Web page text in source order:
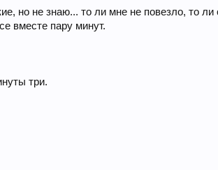
но не знаю... то ли мне не повезло, то
вместе пару минут.
три.